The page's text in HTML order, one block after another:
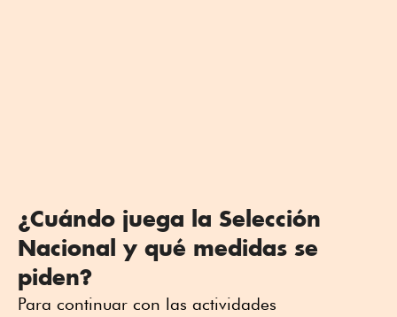
¿Cuándo juega la Selección
Nacional y qué medidas se
piden?
Para continuar con las actividades